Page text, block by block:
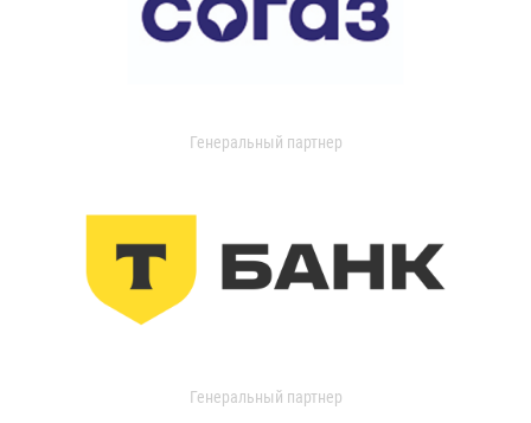
Генеральный партнер
Генеральный партнер